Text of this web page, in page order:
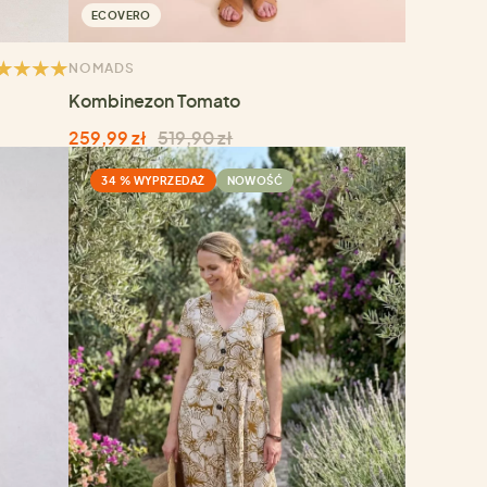
ECOVERO
NOMADS
Kombinezon Tomato
259,99 zł 519,90 zł
34 % WYPRZEDAŻ NOWOŚĆ